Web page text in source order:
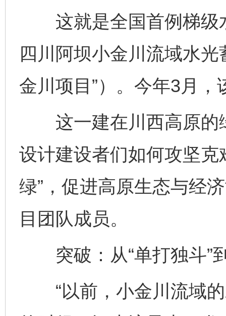
这就是全国首例梯级
四川阿坝小金川流域水
金川项目”）。今年3月，
这一建在川西高原的
设计建设者们如何攻坚克
绿”，促进高原生态与经
目团队成员。
突破：从“单打独斗”到
“以前，小金川流域的